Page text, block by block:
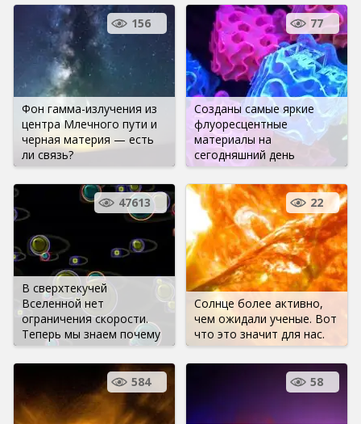
Фон гамма-излучения из
центра Млечного пути и
черная материя — есть
ли связь?
156
Созданы самые яркие
флуоресцентные
материалы на
сегодняшний день
77
В сверхтекучей
Вселенной нет
ограничения скорости.
Теперь мы знаем почему
47613
Солнце более активно,
чем ожидали ученые. Вот
что это значит для нас.
22
584 58